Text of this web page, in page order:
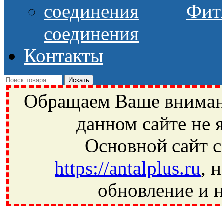
соединения
Контакты
Обращаем Ваше
данном сайте не
Основной сайт
https://antalplus.ru,
обновление и